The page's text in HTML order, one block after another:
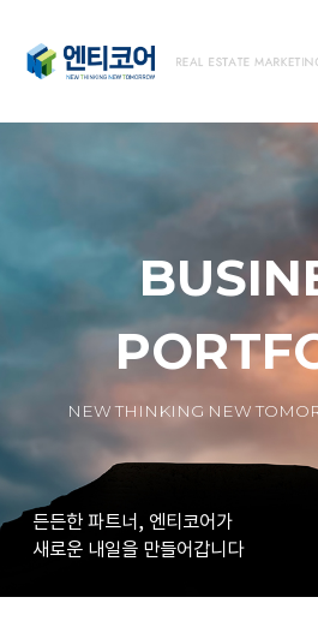
NEW THINKING NEW
든든한 파트너, 엔티코어가
새로운 내일을 만들어갑니다